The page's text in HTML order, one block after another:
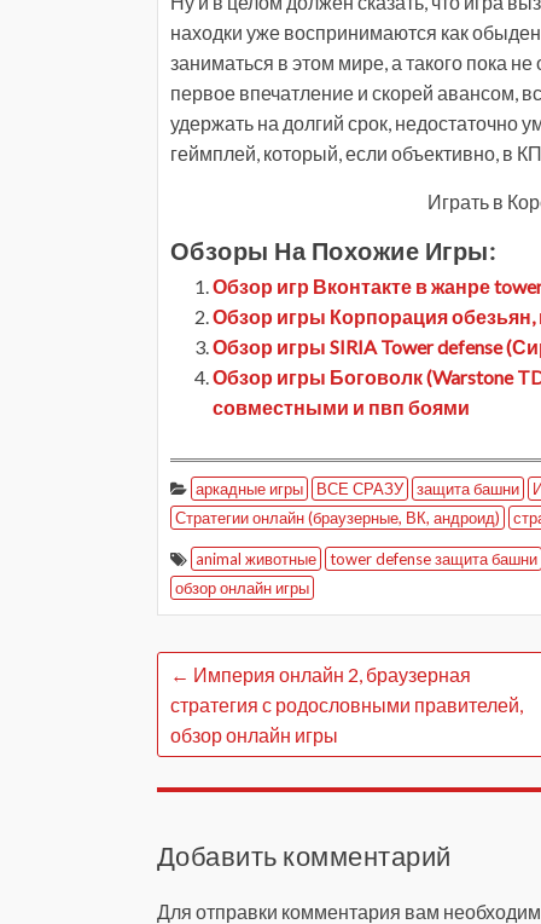
находки уже воспринимаются как
заниматься в этом мире, а такого пока
первое впечатление и скорей авансом,
удержать на долгий срок,
геймплей, который, если объективно, в
Играть в
Обзоры На Похожие Игры:
Обзор игр Вконтакте в жанре
Обзор игры Корпорация
Обзор игры SIRIA Tower defense
Обзор игры Боговолк (Warstone
совместными и пвп боями
аркадные игры ВСЕ СРАЗУ защита башни
Стратегии онлайн (браузерные, ВК, андроид)
animal животные
tower defense защита башни
обзор онлайн игры
← Империя онлайн 2, браузерная
стратегия с родословными правителей,
обзор онлайн игры
Добавить комментарий
Для отправки комментария вам